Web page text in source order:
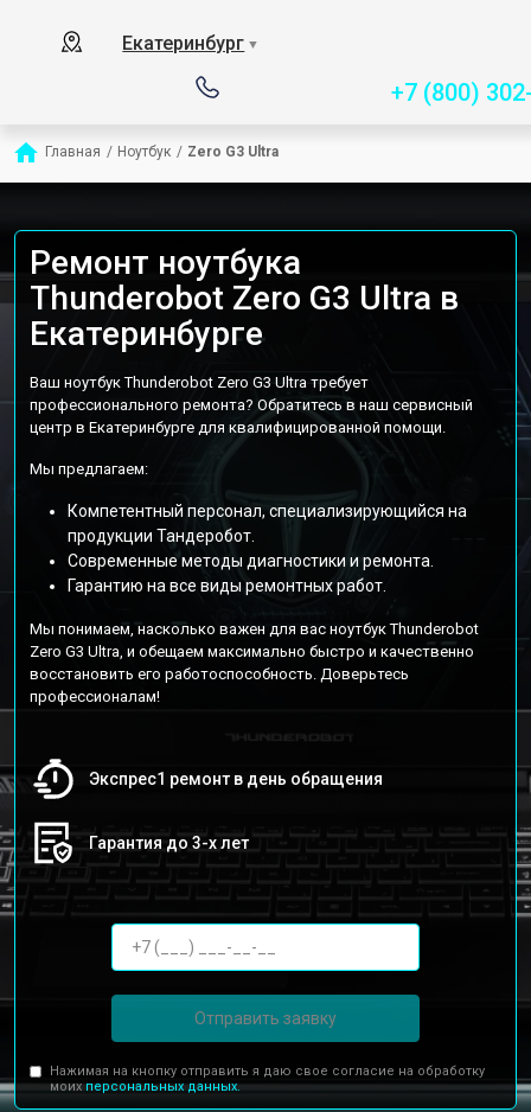
Екатеринбург ▼
+7 (800)
Главная / Ноутбук / Zero G3 Ultra
Ремонт ноутбука
Thunderobot Zero G3 Ultra в
Екатеринбурге
Ваш ноутбук Thunderobot Zero G3 Ultra требует
профессионального ремонта? Обратитесь в наш сервисный
центр в Екатеринбурге для квалифицированной помощи.
Мы предлагаем:
Компетентный персонал, специализирующийся на
продукции Тандеробот.
Современные методы диагностики и ремонта.
Гарантию на все виды ремонтных работ.
Мы понимаем, насколько важен для вас ноутбук Thunderobot
Zero G3 Ultra, и обещаем максимально быстро и качественно
восстановить его работоспособность. Доверьтесь
профессионалам!
Экспрес1 ремонт в день обращения
Гарантия до 3-х лет
Отправить заявку
Нажимая на кнопку отправить я даю свое согласие на обработку
моихперсональных данных.